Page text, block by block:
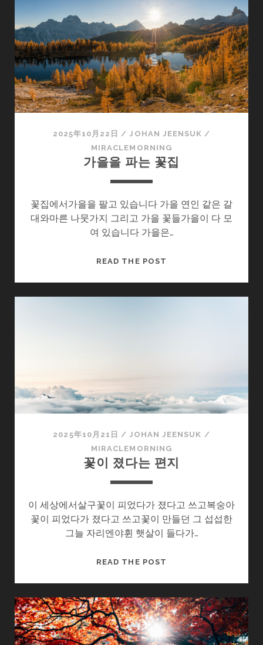
나
있
었
으
면
좋
겠
2025年10月22日 /JOHAN JEENSUK /
MIRACLEMORNING
가을을 파는 꽃집
꽃집에서가을을 팔고 있습니다 가을 연인 같은 갈
대와마른 나뭇가지 그리고 가을 꽃들가을이 다 모
여 있습니다 가을은…
READ THE POST
2025年10月21日 / JOHAN JEENSUK /
MIRACLEMORNING
꽃이 졌다는 편지
이 세상에서살구꽃이 피었다가 졌다고 쓰고복숭아
꽃이 피었다가 졌다고 쓰고꽃이 만들던 그 섭섭한
그늘 자리엔야휜 햇살이 들다가…
READ THE POST
다
는
편